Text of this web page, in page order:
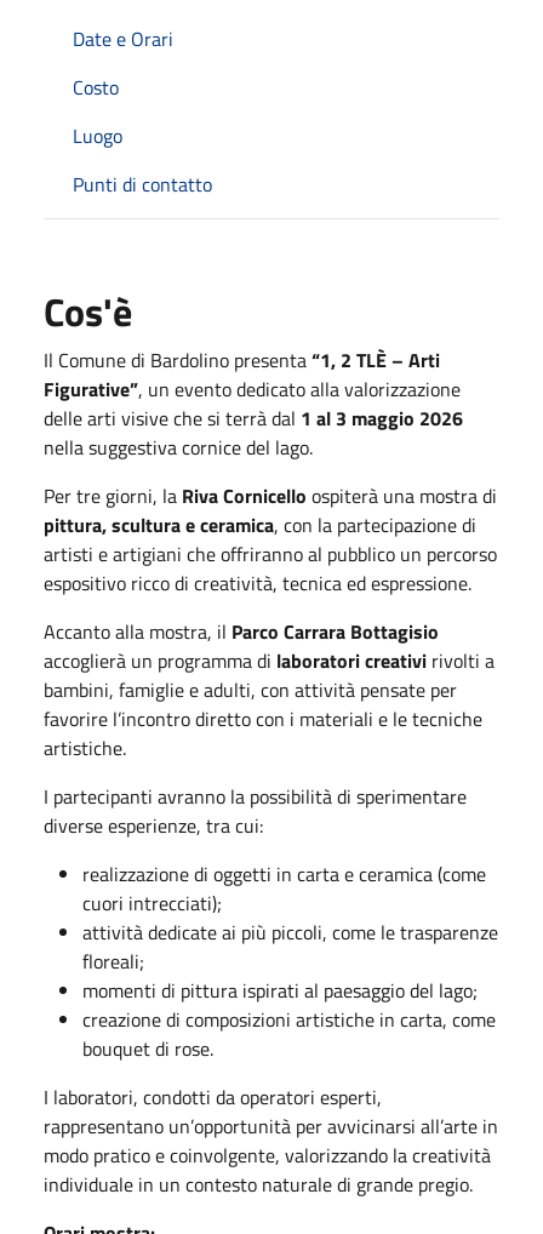
Date e Orari
Costo
Luogo
Punti di contatto
Cos'è
Il Comune di Bardolino presenta“1, 2 TLÈ – Arti
Figurative”, un evento dedicato alla valorizzazione
delle arti visive che si terrà dal 1 al 3 maggio 2026
nella suggestiva cornice del lago.
Per tre giorni, la Riva Cornicello ospiterà una mostra di
pittura, scultura e ceramica, con la partecipazione di
artisti e artigiani che offriranno al pubblico un percorso
espositivo ricco di creatività, tecnica ed espressione.
Accanto alla mostra, il Parco Carrara Bottagisio
accoglierà un programma di laboratori creativi rivolti a
bambini, famiglie e adulti, con attività pensate per
favorire l’incontro diretto con i materiali e le tecniche
artistiche.
I partecipanti avranno la possibilità di sperimentare
diverse esperienze, tra cui:
realizzazione di oggetti in carta e ceramica (come
cuori intrecciati);
attività dedicate ai più piccoli, come le trasparenze
floreali;
momenti di pittura ispirati al paesaggio del lago;
creazione di composizioni artistiche in carta, come
bouquet di rose.
I laboratori, condotti da operatori esperti,
rappresentano un’opportunità per avvicinarsi all’arte in
modo pratico e coinvolgente, valorizzando la creatività
individuale in un contesto naturale di grande pregio.